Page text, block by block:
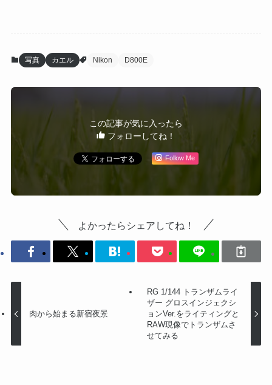
写真 カエル Nikon D800E
この記事が気に入ったら
フォローしてね！
Follow Me
よかったらシェアしてね！
肉から始まる新宿夜景
RG 1/144 トランザムライ
ザー グロスインジェクシ
ョンVer.をライティングと
RAW現像でトランザムさ
せてみる